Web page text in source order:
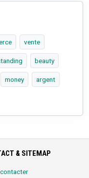
vente
beauty
money argent
& SITEMAP